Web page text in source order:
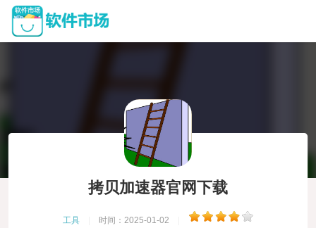
拷贝加速器官网下载
工具 时间：2025-01-02